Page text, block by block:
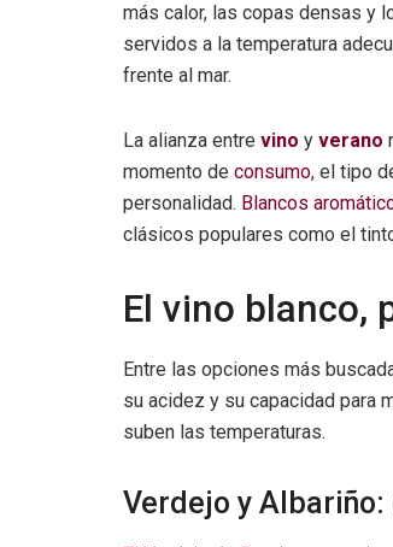
más calor, las copas densas y
servidos a la temperatura
frente al mar.
La alianza entre vino y verano
momento de consumo, el tipo
personalidad. Blancos
clásicos populares como el
El vino blanco,
Entre las opciones más
su acidez y su capacidad para
suben las temperaturas.
Verdejo y